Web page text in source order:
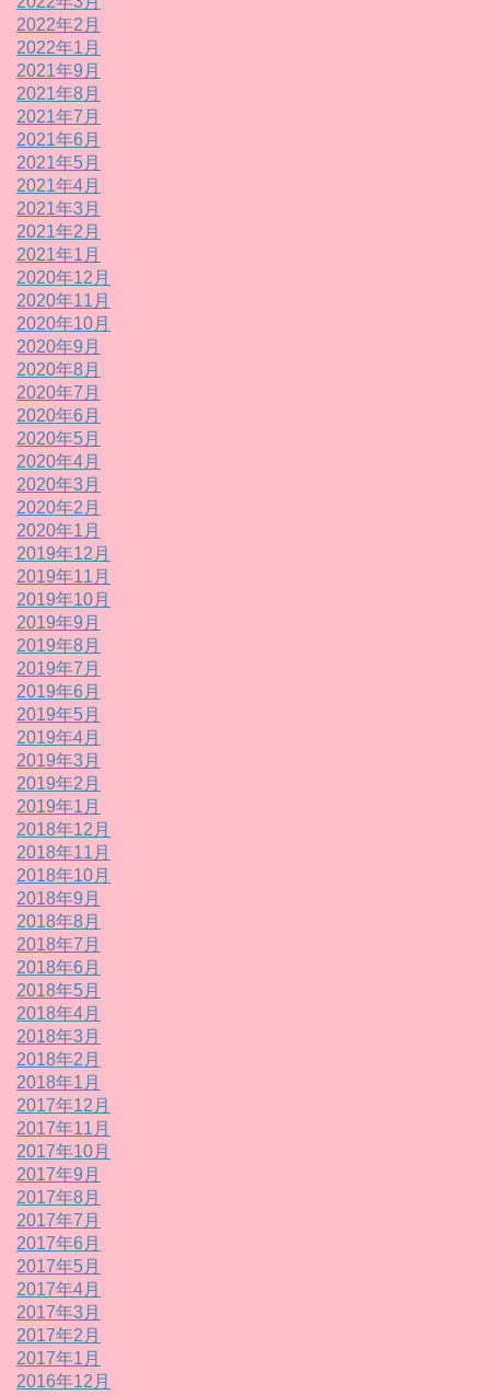
2022年2月
2022年1月
2021年9月
2021年8月
2021年7月
2021年6月
2021年5月
2021年4月
2021年3月
2021年2月
2021年1月
2020年12月
2020年11月
2020年10月
2020年9月
2020年8月
2020年7月
2020年6月
2020年5月
2020年4月
2020年3月
2020年2月
2020年1月
2019年12月
2019年11月
2019年10月
2019年9月
2019年8月
2019年7月
2019年6月
2019年5月
2019年4月
2019年3月
2019年2月
2019年1月
2018年12月
2018年11月
2018年10月
2018年9月
2018年8月
2018年7月
2018年6月
2018年5月
2018年4月
2018年3月
2018年2月
2018年1月
2017年12月
2017年11月
2017年10月
2017年9月
2017年8月
2017年7月
2017年6月
2017年5月
2017年4月
2017年3月
2017年2月
2017年1月
2016年12月